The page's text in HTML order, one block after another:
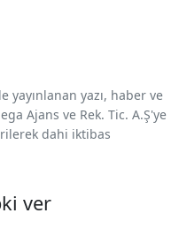
yazı, haber ve
Ajans ve Rek. Tic. A.Ş'ye
dahi iktibas
ver